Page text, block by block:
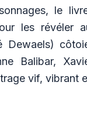
le
les révéler
Dewaels)
Balibar,
vif, vibrant